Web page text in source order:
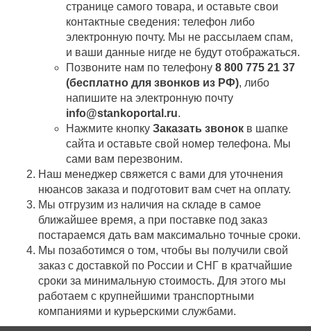
странице самого товара, и оставьте свои
контактные сведения: телефон либо
электронную почту. Мы не рассылаем спам,
и ваши данные нигде не будут отображаться.
Позвоните нам по телефону 8 800 775 21 37
(бесплатно для звонков из РФ), либо
напишите на электронную почту
info@stankoportal.ru.
Нажмите кнопку Заказать звонок в шапке
сайта и оставьте свой номер телефона. Мы
сами вам перезвоним.
Наш менеджер свяжется с вами для уточнения
нюансов заказа и подготовит вам счет на оплату.
Мы отгрузим из наличия на складе в самое
ближайшее время, а при поставке под заказ
постараемся дать вам максимально точные сроки.
Мы позаботимся о том, чтобы вы получили свой
заказ c доставкой по России и СНГ в кратчайшие
сроки за минимальную стоимость. Для этого мы
работаем с крупнейшими транспортными
компаниями и курьерскими службами.